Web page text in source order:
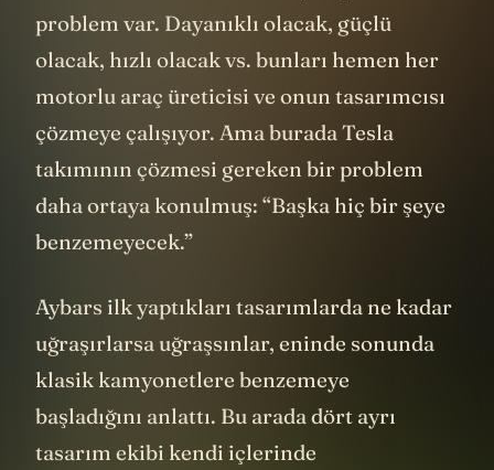
burada kendilerine verilen pek çok
problem var. Dayanıklı olacak, güçlü
olacak, hızlı olacak vs. bunları hemen her
motorlu araç üreticisi ve onun tasarımcısı
çözmeye çalışıyor. Ama burada Tesla
takımının çözmesi gereken bir problem
daha ortaya konulmuş: “Başka hiç bir şeye
Aybars ilk yaptıkları tasarımlarda ne kadar
uğraşırlarsa uğraşsınlar, eninde sonunda
klasik kamyonetlere benzemeye
başladığını anlattı. Bu arada dört ayrı